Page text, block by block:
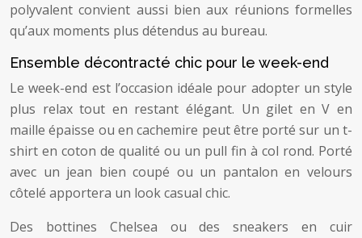
polyvalent convient aussi bien aux réunions formelles
qu’aux moments plus détendus au bureau.
Ensemble décontracté chic pour le week-end
Le week-end est l’occasion idéale pour adopter un style
plus relax tout en restant élégant. Un gilet en V en
maille épaisse ou en cachemire peut être porté sur un t-
shirt en coton de qualité ou un pull fin à col rond. Porté
avec un jean bien coupé ou un pantalon en velours
côtelé apportera un look casual chic.
Des bottines Chelsea ou des sneakers en cuir